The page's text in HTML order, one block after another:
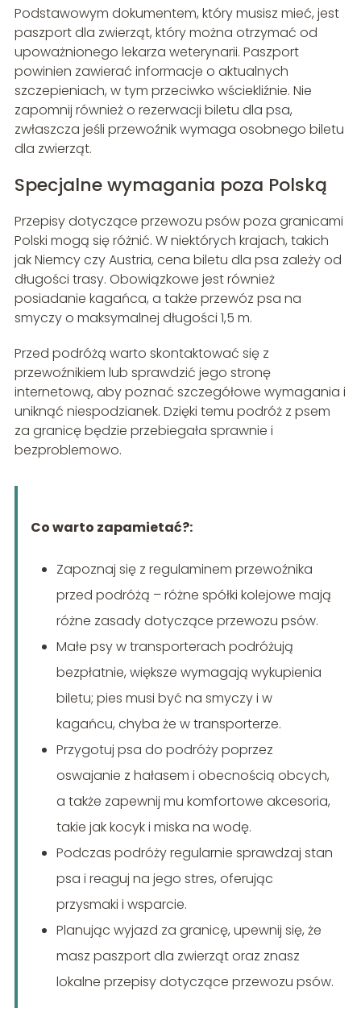
Podstawowym dokumentem, który musisz mieć, jest
paszport dla zwierząt, który można otrzymać od
upoważnionego lekarza weterynarii. Paszport
powinien zawierać informacje o aktualnych
szczepieniach, w tym przeciwko wściekliźnie. Nie
zapomnij również o rezerwacji biletu dla psa,
zwłaszcza jeśli przewoźnik wymaga osobnego biletu
dla zwierząt.
Specjalne wymagania poza Polską
Przepisy dotyczące przewozu psów poza granicami
Polski mogą się różnić. W niektórych krajach, takich
jak Niemcy czy Austria, cena biletu dla psa zależy od
długości trasy. Obowiązkowe jest również
posiadanie kagańca, a także przewóz psa na
smyczy o maksymalnej długości 1,5 m.
Przed podróżą warto skontaktować się z
przewoźnikiem lub sprawdzić jego stronę
internetową, aby poznać szczegółowe wymagania i
uniknąć niespodzianek. Dzięki temu podróż z psem
za granicę będzie przebiegała sprawnie i
bezproblemowo.
Co warto zapamietać?:
Zapoznaj się z regulaminem przewoźnika
przed podróżą – różne spółki kolejowe mają
różne zasady dotyczące przewozu psów.
Małe psy w transporterach podróżują
bezpłatnie, większe wymagają wykupienia
biletu; pies musi być na smyczy i w
kagańcu, chyba że w transporterze.
Przygotuj psa do podróży poprzez
oswajanie z hałasem i obecnością obcych,
a także zapewnij mu komfortowe akcesoria,
takie jak kocyk i miska na wodę.
Podczas podróży regularnie sprawdzaj stan
psa i reaguj na jego stres, oferując
przysmaki i wsparcie.
Planując wyjazd za granicę, upewnij się, że
masz paszport dla zwierząt oraz znasz
lokalne przepisy dotyczące przewozu psów.